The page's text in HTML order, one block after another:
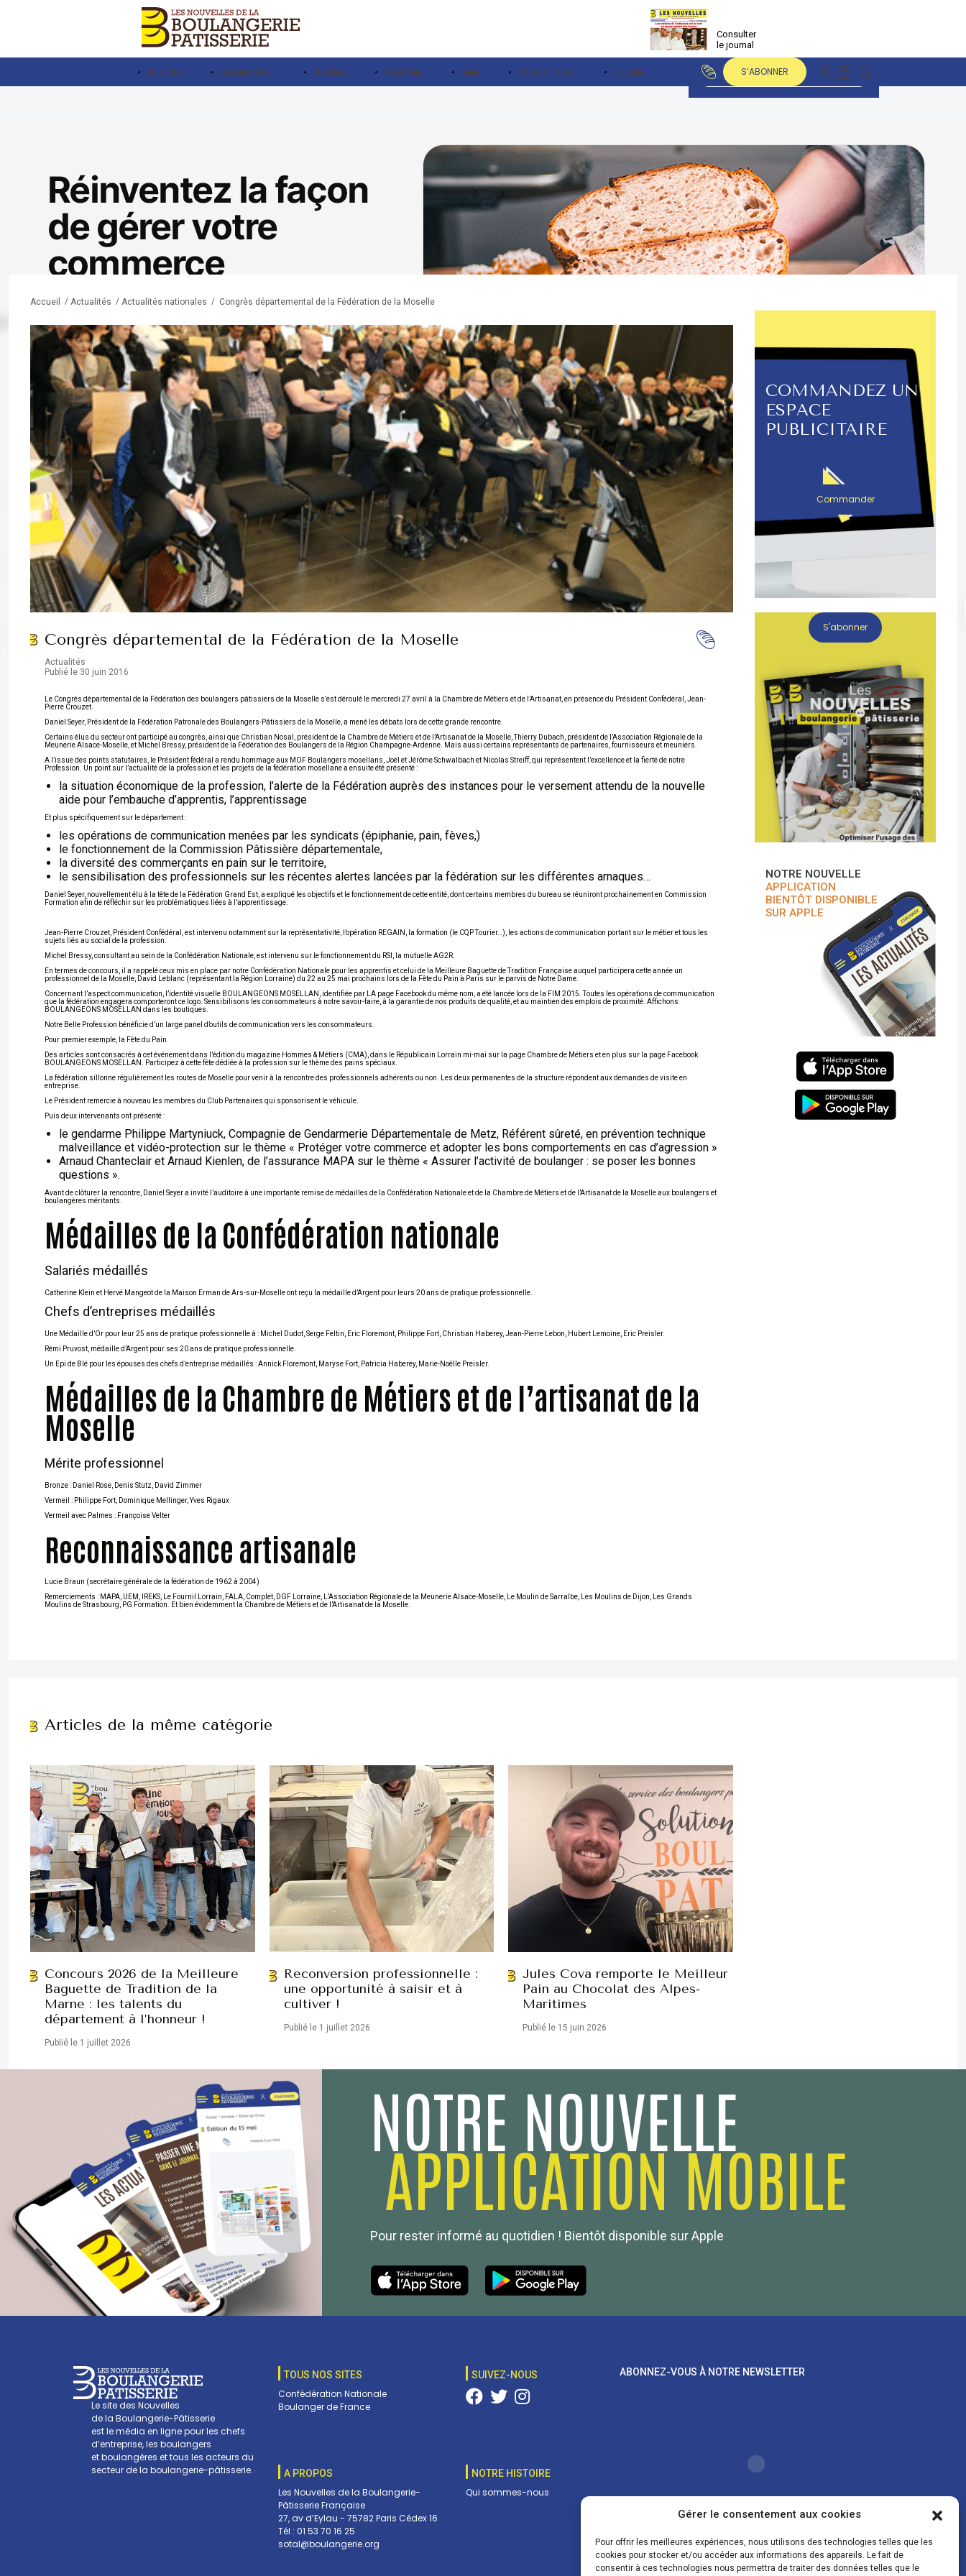
Gérer le consentement aux cookies
Pour offrir les meilleures expériences, nous utilisons des technologies telles que les
cookies pour stocker et/ou accéder aux informations des appareils. Le fait de
consentir à ces technologies nous permettra de traiter des données telles que le
Consulter
le journal
Actualités Rencontre avec… Juridique Savoir-faire Santé Petites annonces Boutique S’ABONNER
Accueil / Actualités / Actualités nationales / Congrès départemental de la Fédération de la Moselle
Congrès départemental de la Fédération de la Moselle
Actualités
Publié le 30 juin 2016
Le Congrès départemental de la Fédération des boulangers pâtissiers de la Moselle s’est déroulé le mercredi 27 avril à la Chambre de Métiers et de l’Artisanat, en présence du Président Confédéral, Jean-
Pierre Crouzet.
Daniel Seyer, Président de la Fédération Patronale des Boulangers-Pâtissiers de la Moselle, a mené les débats lors de cette grande rencontre.
Certains élus du secteur ont participé au congrès, ainsi que Christian Nosal, président de la Chambre de Métiers et de l’Artisanat de la Moselle, Thierry Dubach, président de l’Association Régionale de la
Meunerie Alsace-Moselle, et Michel Bressy, président de la Fédération des Boulangers de la Région Champagne-Ardenne. Mais aussi certains représentants de partenaires, fournisseurs et meuniers.
A l’issue des points statutaires, le Président fédéral a rendu hommage aux MOF Boulangers mosellans, Joël et Jérôme Schwalbach et Nicolas Streiff, qui représentent l’excellence et la fierté de notre
Profession. Un point sur l’actualité de la profession et les projets de la fédération mosellane a ensuite été présenté :
la situation économique de la profession, l’alerte de la Fédération auprès des instances pour le versement attendu de la nouvelle
aide pour l’embauche d’apprentis, l’apprentissage
Et plus spécifiquement sur le département :
les opérations de communication menées par les syndicats (épiphanie, pain, fèves,)
le fonctionnement de la Commission Pâtissière départementale,
la diversité des commerçants en pain sur le territoire,
le sensibilisation des professionnels sur les récentes alertes lancées par la fédération sur les différentes arnaques…
Daniel Seyer, nouvellement élu à la tête de la Fédération Grand Est, a expliqué les objectifs et le fonctionnement de cette entité, dont certains membres du bureau se réuniront prochainement en Commission
Formation afin de réfléchir sur les problématiques liées à l’apprentissage.
Jean-Pierre Crouzet, Président Confédéral, est intervenu notamment sur la représentativité, l’opération REGAIN, la formation (le CQP Tourier…), les actions de communication portant sur le métier et tous les
sujets liés au social de la profession.
Michel Bressy, consultant au sein de la Confédération Nationale, est intervenu sur le fonctionnement du RSI, la mutuelle AG2R.
En termes de concours, il a rappelé ceux mis en place par notre Confédération Nationale pour les apprentis et celui de la Meilleure Baguette de Tradition Française auquel participera cette année un
professionnel de la Moselle, David Leblanc (représentant la Région Lorraine) du 22 au 25 mai prochains lors de la Fête du Pain à Paris sur le parvis de Notre Dame.
Concernant l’aspect communication, l’identité visuelle BOULANGEONS MOSELLAN, identifiée par LA page Facebook du même nom, a été lancée lors de la FIM 2015. Toutes les opérations de communication
que la fédération engagera comporteront ce logo. Sensibilisons les consommateurs à notre savoir-faire, à la garantie de nos produits de qualité, et au maintien des emplois de proximité. Affichons
BOULANGEONS MOSELLAN dans les boutiques.
Notre Belle Profession bénéficie d’un large panel d’outils de communication vers les consommateurs.
Pour premier exemple, la Fête du Pain.
Des articles sont consacrés à cet événement dans l’édition du magazine Hommes & Métiers (CMA), dans le Républicain Lorrain mi-mai sur la page Chambre de Métiers et en plus sur la page Facebook
BOULANGEONS MOSELLAN. Participez à cette fête dédiée à la profession sur le thème des pains spéciaux.
La fédération sillonne régulièrement les routes de Moselle pour venir à la rencontre des professionnels adhérents ou non. Les deux permanentes de la structure répondent aux demandes de visite en
entreprise.
Le Président remercie à nouveau les membres du Club Partenaires qui sponsorisent le véhicule.
Puis deux intervenants ont présenté :
le gendarme Philippe Martyniuck, Compagnie de Gendarmerie Départementale de Metz, Référent sûreté, en prévention technique
malveillance et vidéo-protection sur le thème « Protéger votre commerce et adopter les bons comportements en cas d’agression »
Arnaud Chanteclair et Arnaud Kienlen, de l’assurance MAPA sur le thème « Assurer l’activité de boulanger : se poser les bonnes
questions ».
Avant de clôturer la rencontre, Daniel Seyer a invité l’auditoire à une importante remise de médailles de la Confédération Nationale et de la Chambre de Métiers et de l’Artisanat de la Moselle aux boulangers et
boulangères méritants.
Médailles de la Confédération nationale
Salariés médaillés
Catherine Klein et Hervé Mangeot de la Maison Erman de Ars-sur-Moselle ont reçu la médaille d’Argent pour leurs 20 ans de pratique professionnelle.
Chefs d’entreprises médaillés
Une Médaille d’Or pour leur 25 ans de pratique professionnelle à : Michel Dudot, Serge Feltin, Eric Floremont, Philippe Fort, Christian Haberey, Jean-Pierre Lebon, Hubert Lemoine, Eric Preisler.
Rémi Pruvost, médaille d’Argent pour ses 20 ans de pratique professionnelle.
Un Epi de Blé pour les épouses des chefs d’entreprise médaillés : Annick Floremont, Maryse Fort, Patricia Haberey, Marie-Noëlle Preisler.
Médailles de la Chambre de Métiers et de l’artisanat de la
Moselle
Mérite professionnel
Bronze : Daniel Rose, Denis Stutz, David Zimmer
Vermeil : Philippe Fort, Dominique Mellinger, Yves Rigaux
Vermeil avec Palmes : Françoise Velter
Reconnaissance artisanale
Lucie Braun (secrétaire générale de la fédération de 1962 à 2004)
Remerciements : MAPA, UEM, IREKS, Le Fournil Lorrain, FALA, Complet, DGF Lorraine, L’Association Régionale de la Meunerie Alsace-Moselle, Le Moulin de Sarralbe, Les Moulins de Dijon, Les Grands
Moulins de Strasbourg, PG Formation. Et bien évidemment la Chambre de Métiers et de l’Artisanat de la Moselle.
COMMANDEZ UN
ESPACE
PUBLICITAIRE
Commander
S'abonner
NOTRE NOUVELLE
APPLICATION
BIENTÔT DISPONIBLE
SUR APPLE
Articles de la même catégorie
Concours 2026 de la Meilleure
Baguette de Tradition de la
Marne : les talents du
département à l’honneur !
Publié le 1 juillet 2026
Reconversion professionnelle :
une opportunité à saisir et à
cultiver !
Publié le 1 juillet 2026
Jules Cova remporte le Meilleur
Pain au Chocolat des Alpes-
Maritimes
Publié le 15 juin 2026
NOTRE NOUVELLE
APPLICATION MOBILE
Pour rester informé au quotidien ! Bientôt disponible sur Apple
Le site des Nouvelles
de la Boulangerie-Pâtisserie
est le média en ligne pour les chefs
d’entreprise, les boulangers
et boulangères et tous les acteurs du
secteur de la boulangerie-pâtisserie.
TOUS NOS SITES
Confédération Nationale
Boulanger de France
SUIVEZ-NOUS
A PROPOS
Les Nouvelles de la Boulangerie-
Pâtisserie Française
27, av d’Eylau - 75782 Paris Cédex 16
Tél : 01 53 70 16 25
sotal@boulangerie.org
NOTRE HISTOIRE
Qui sommes-nous
ABONNEZ-VOUS À NOTRE NEWSLETTER
Vos coordonnées sont uniquement utilisées pour vous
envoyer des lettres d'information sur nos activités. Vous